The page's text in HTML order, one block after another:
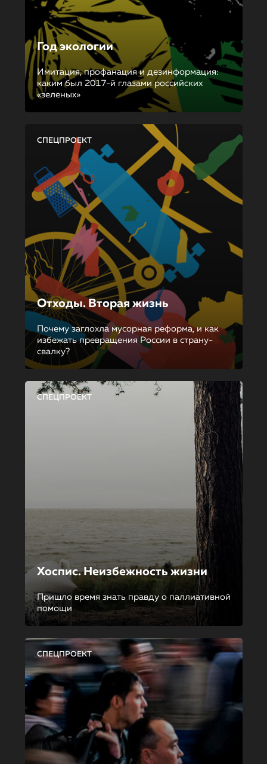
Год экологии
Имитация, профанация и дезинформация:
каким был 2017-й глазами российских
«зеленых»
СПЕЦПРОЕКТ
Отходы. Вторая жизнь
Почему заглохла мусорная реформа, и как
избежать превращения России в страну-
свалку?
СПЕЦПРОЕКТ
Хоспис. Неизбежность жизни
Пришло время знать правду о паллиативной
помощи
СПЕЦПРОЕКТ